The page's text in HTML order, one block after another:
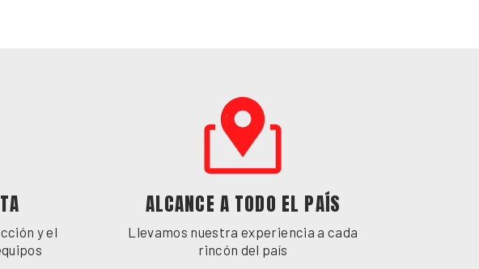
y el
ALCANCE A TODO EL PAÍS
Llevamos nuestra experiencia a cada
rincón del país